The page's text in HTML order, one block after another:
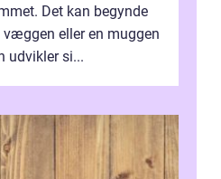
Det kan begynde
eller en muggen
udvikler si...